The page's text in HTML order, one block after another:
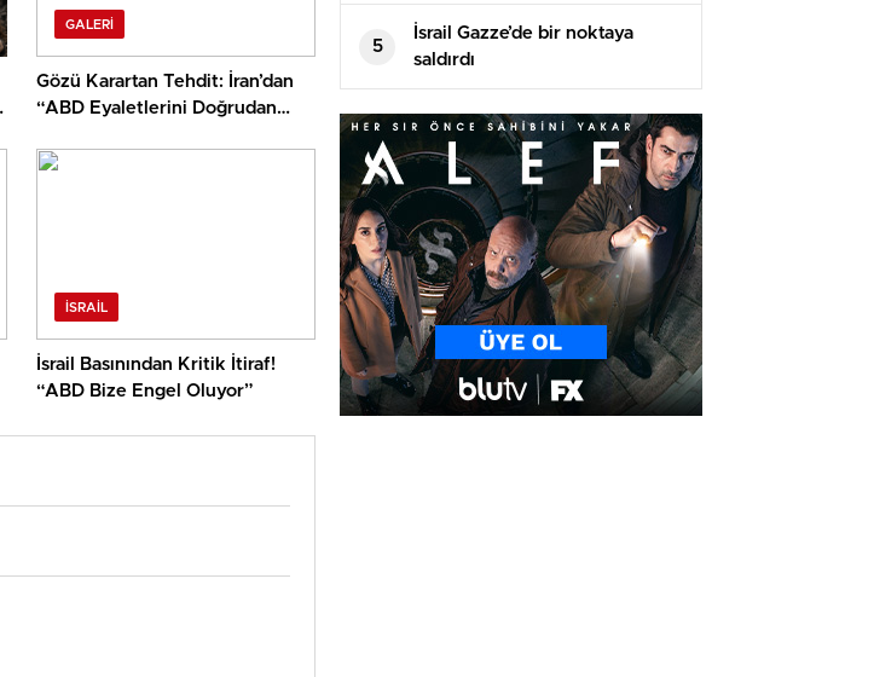
GALERI
Gözü Karartan Tehdit: İran’dan
“ABD Eyaletlerini Doğrudan
İSRAIL
İsrail Basınından Kritik İtiraf!
“ABD Bize Engel Oluyor”
Terk Ediliyor
5
İsrail Gazze’de bir noktaya
saldırdı